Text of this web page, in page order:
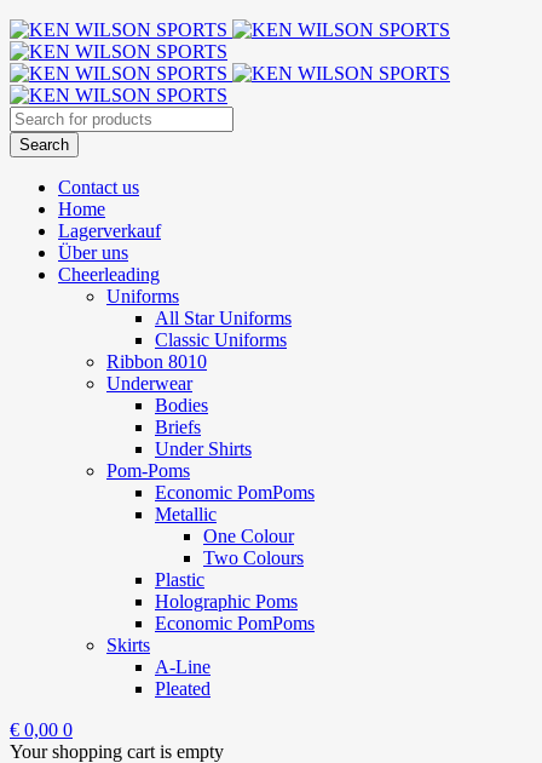
Contact us
Home
Lagerverkauf
Über uns
Cheerleading
Uniforms
All Star Uniforms
Classic Uniforms
Ribbon 8010
Underwear
Bodies
Briefs
Under Shirts
Pom-Poms
Economic PomPoms
Metallic
One Colour
Two Colours
Plastic
Holographic Poms
Economic PomPoms
Skirts
A-Line
Pleated
€ 0,00 0
Your shopping cart is empty